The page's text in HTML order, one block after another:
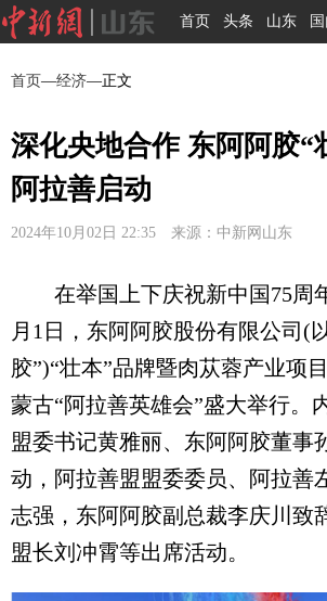
首页 头条 山东
首页—经济—正文
深化央地合作 东阿阿胶“
阿拉善启动
2024年10月02日 22:35 来源：中新网山东
在举国上下庆祝新中国75周
月1日，东阿阿胶股份有限公司(
胶”)“壮本”品牌暨肉苁蓉产业项
蒙古“阿拉善英雄会”盛大举行。
盟委书记黄雅丽、东阿阿胶董事
动，阿拉善盟盟委委员、阿拉善
志强，东阿阿胶副总裁李庆川致
盟长刘冲霄等出席活动。